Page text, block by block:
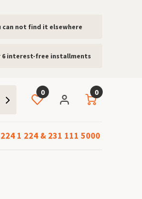
can not find it elsewhere
6 interest-free installments
0
0
1 224 & 231 111 5000